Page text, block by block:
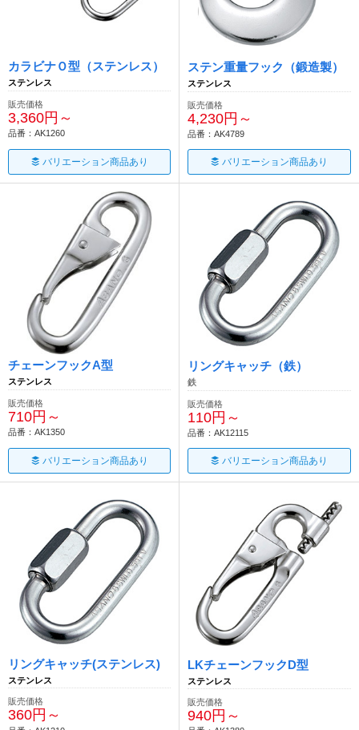
カラビナＯ型（ステンレス）
ステンレス
販売価格
3,360円～
品番：AK1260
バリエーション商品あり
ステン重量フック（鍛造製）
ステンレス
販売価格
4,230円～
品番：AK4789
バリエーション商品あり
チェーンフックA型
ステンレス
販売価格
710円～
品番：AK1350
バリエーション商品あり
リングキャッチ（鉄）
鉄
販売価格
110円～
品番：AK12115
バリエーション商品あり
リングキャッチ(ステンレス)
ステンレス
販売価格
360円～
LKチェーンフックD型
ステンレス
販売価格
940円～